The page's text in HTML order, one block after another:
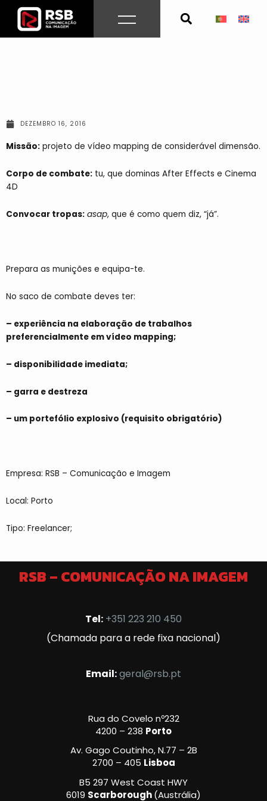
content
DEZEMBRO 16, 2016
Missão: projeto de vídeo mapping de considerável dimensão.
Corpo de combate: tu, que dominas After Effects e Cinema
4D
Convocar tropas: asap, que é como quem diz, “já”.
Prepara as munições e equipa-te.
No saco de combate deves ter:
– experiência na elaboração de trabalhos
preferencialmente em vídeo mapping;
– disponibilidade imediata;
– garra e destreza
– um portefólio explosivo (requisito obrigatório)
Empresa: RSB – Comunicação e Imagem
Local: Porto
Tipo: Freelancer;
RSB – COMUNICAÇÃO NA IMAGEM
Tel: +351 223 210 450
(Chamada para a rede fixa nacional)
Email:geral@rsb.pt
Rua do Covelo nº232
4200 – 238 Porto
Av. Gago Coutinho, N.77 – 2B
2700 – 405 Lisboa
B5 297 West Coast HWY
6019 Scarborough(Austrália)